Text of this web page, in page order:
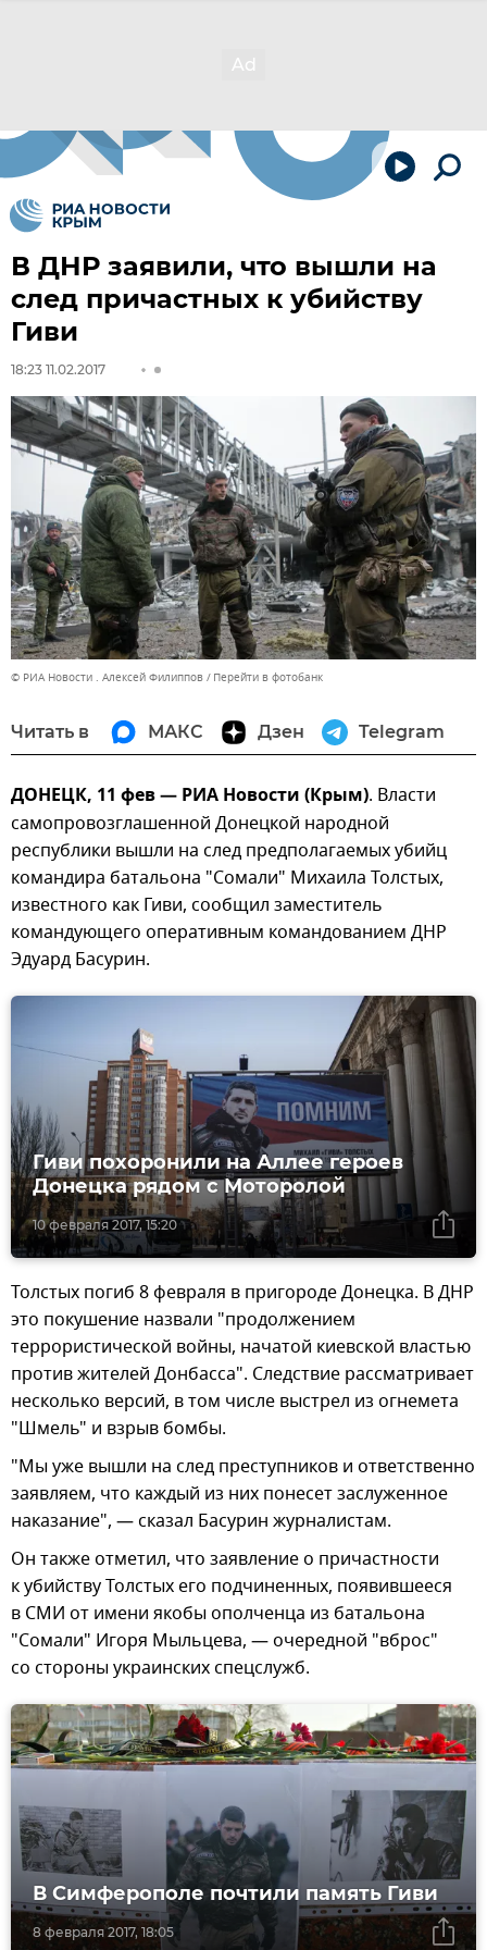
В ДНР заявили, что вышли на
след причастных к убийству
Гиви
18:23 11.02.2017
© РИА Новости . Алексей Филиппов Перейти в фотобанк
Читать в МАКС Дзен Telegram
ДОНЕЦК, 11 фев — РИА Новости (Крым). Власти
самопровозглашенной Донецкой народной
республики вышли на след предполагаемых убийц
командира батальона "Сомали" Михаила Толстых,
известного как Гиви, сообщил заместитель
командующего оперативным командованием ДНР
Эдуард Басурин.
10 февраля 2017, 15:20
Гиви похоронили на Аллее героев
Донецка рядом с Моторолой
Толстых погиб 8 февраля в пригороде Донецка. В ДНР
это покушение назвали "продолжением
террористической войны, начатой киевской властью
против жителей Донбасса". Следствие рассматривает
несколько версий, в том числе выстрел из огнемета
"Шмель" и взрыв бомбы.
"Мы уже вышли на след преступников и ответственно
заявляем, что каждый из них понесет заслуженное
наказание", — сказал Басурин журналистам.
Он также отметил, что заявление о причастности
к убийству Толстых его подчиненных, появившееся
в СМИ от имени якобы ополченца из батальона
"Сомали" Игоря Мыльцева, — очередной "вброс"
со стороны украинских спецслужб.
8 февраля 2017, 18:05
В Симферополе почтили память Гиви